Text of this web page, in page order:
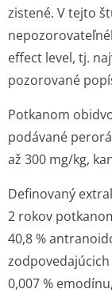
zistené. V tejto
effect level, tj.
pozorované
Potkanom
podávané
až 300 mg/kg,
Definovaný
2 rokov
40,8 %
zodpovedajúcich
0,007 %